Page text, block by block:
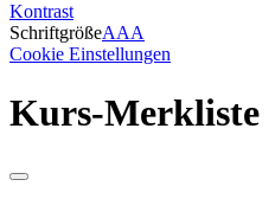
Kontrast
SchriftgrößeAAA
Cookie Einstellungen
Kurs-Merkliste